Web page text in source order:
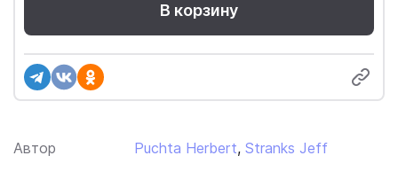
Автор Puchta Herbert, Stranks Jeff
В корзину